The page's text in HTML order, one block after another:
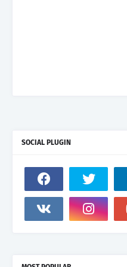
SOCIAL PLUGIN